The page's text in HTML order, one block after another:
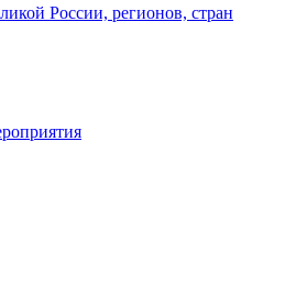
России, регионов, стран